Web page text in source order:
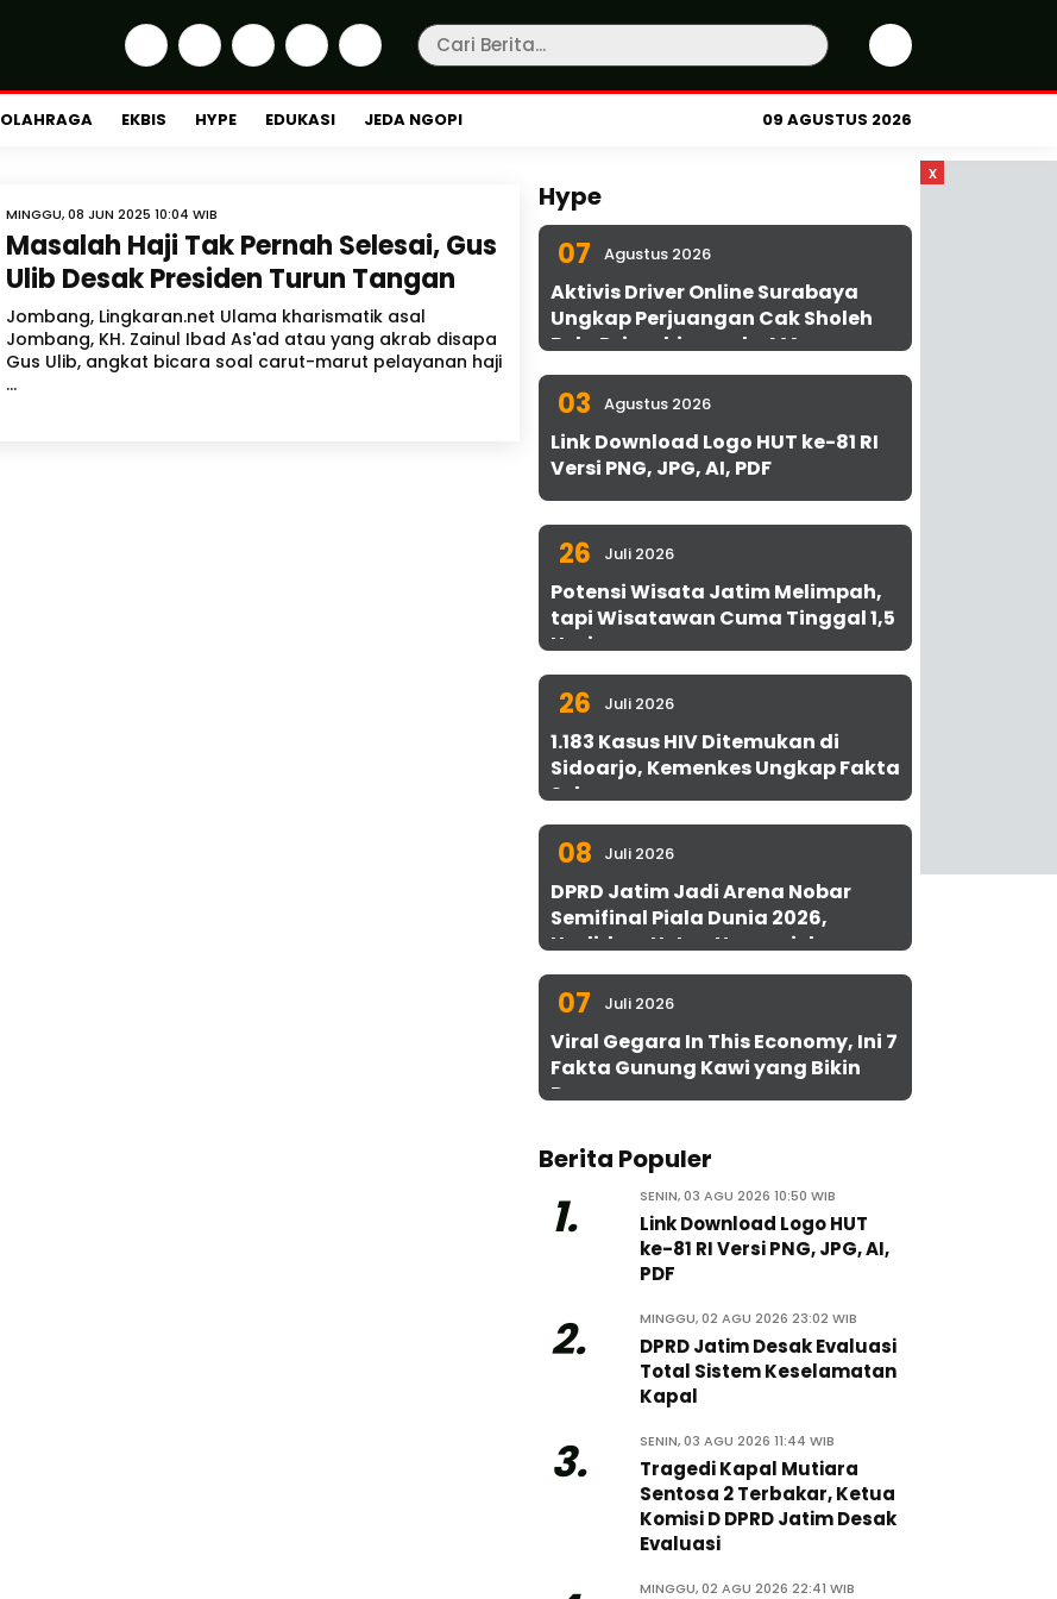
OLAHRAGA EKBIS HYPE EDUKASI JEDA NGOPI 09 AGUSTUS 2026
x
MINGGU, 08 JUN 2025 10:04 WIB
Masalah Haji Tak Pernah Selesai, Gus
Ulib Desak Presiden Turun Tangan
Jombang, Lingkaran.net Ulama kharismatik asal
Jombang, KH. Zainul Ibad As'ad atau yang akrab disapa
Gus Ulib, angkat bicara soal carut-marut pelayanan haji
...
Hype
07 Agustus 2026
Aktivis Driver Online Surabaya
Ungkap Perjuangan Cak Sholeh
Bela Driver hingga ke MA
03 Agustus 2026
Link Download Logo HUT ke-81 RI
Versi PNG, JPG, AI, PDF
26 Juli 2026
Potensi Wisata Jatim Melimpah,
tapi Wisatawan Cuma Tinggal 1,5
Hari
26 Juli 2026
1.183 Kasus HIV Ditemukan di
Sidoarjo, Kemenkes Ungkap Fakta
Sebenarnya
08 Juli 2026
DPRD Jatim Jadi Arena Nobar
Semifinal Piala Dunia 2026,
Hadirkan Uston Nawawi dan
UMKM Gratis untuk 1.000 Warga
07 Juli 2026
Viral Gegara In This Economy, Ini 7
Fakta Gunung Kawi yang Bikin
Penasaran
Berita Populer
1. SENIN, 03 AGU 2026 10:50 WIB
Link Download Logo HUT
ke-81 RI Versi PNG, JPG, AI,
PDF
2. MINGGU, 02 AGU 2026 23:02 WIB
DPRD Jatim Desak Evaluasi
Total Sistem Keselamatan
Kapal
3. SENIN, 03 AGU 2026 11:44 WIB
Tragedi Kapal Mutiara
Sentosa 2 Terbakar, Ketua
Komisi D DPRD Jatim Desak
Evaluasi
MINGGU, 02 AGU 2026 22:41 WIB